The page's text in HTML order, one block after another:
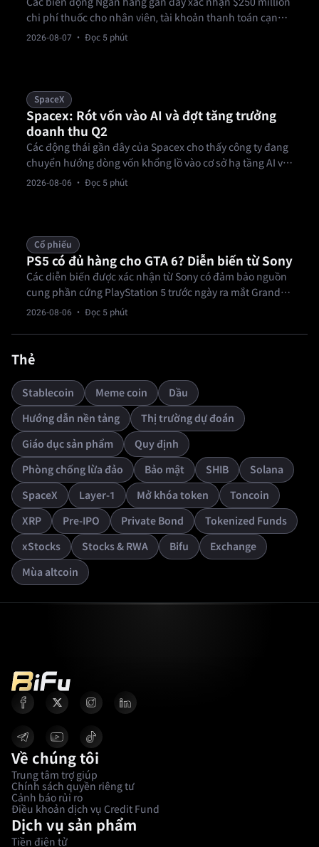
Các biến động Ngân hàng gần đây xác nhận $250 million
chi phí thuốc cho nhân viên, tài khoản thanh toán cạn
kiệt và áp lực ký quỹ hoạt động. Yêu cầu bồi thường y tế,
2026-08-07 · Đọc 5 phút
SpaceX
Spacex: Rót vốn vào AI và đợt tăng trưởng
doanh thu Q2
Các động thái gần đây của Spacex cho thấy công ty đang
chuyển hướng dòng vốn khổng lồ vào cơ sở hạ tầng AI vật
lý, sử dụng Tesla Megapack cho cơ sở Memphis Colossus
2026-08-06 · Đọc 5 phút
Cổ phiếu
PS5 có đủ hàng cho GTA 6? Diễn biến từ Sony
Các diễn biến được xác nhận từ Sony có đảm bảo nguồn
cung phần cứng PlayStation 5 trước ngày ra mắt Grand
Theft Auto VI vào 19 tháng 11?
2026-08-06 · Đọc 5 phút
Thẻ
Stablecoin Meme coin Dầu
Hướng dẫn nền tảng Thị trường dự đoán
Giáo dục sản phẩm Quy định
Phòng chống lừa đảo Bảo mật SHIB Solana
SpaceX Layer-1 Mở khóa token Toncoin
XRP Pre-IPO Private Bond Tokenized Funds
xStocks Stocks & RWA Bifu Exchange
Mùa altcoin
Về chúng tôi
Trung tâm trợ giúp
Chính sách quyền riêng tư
Cảnh báo rủi ro
Điều khoản dịch vụ Credit Fund
Dịch vụ sản phẩm
Tiền điện tử